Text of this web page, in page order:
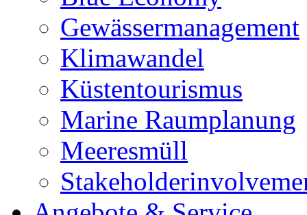
Gewässermanagement
Klimawandel
Küstentourismus
Marine Raumplanung
Meeresmüll